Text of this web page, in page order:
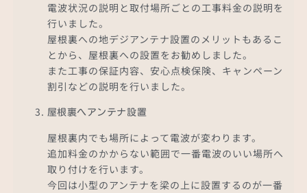
電波状況の説明と取付場所ごとの工事料金の説明を
行いました。
屋根裏への地デジアンテナ設置のメリットもあるこ
とから、屋根裏への設置をお勧めしました。
また工事の保証内容、安心点検保険、キャンペーン
割引などの説明を行いました。
屋根裏へアンテナ設置
屋根裏内でも場所によって電波が変わります。
追加料金のかからない範囲で一番電波のいい場所へ
取り付けを行います。
今回は小型のアンテナを梁の上に設置するのが一番